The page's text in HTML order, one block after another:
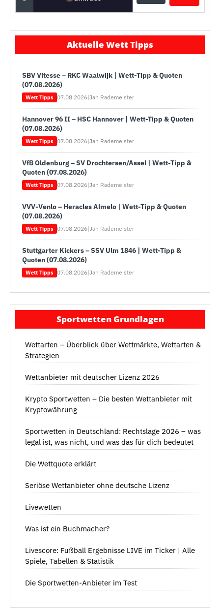
Aktuelle Wett Tipps
SBV Vitesse – RKC Waalwijk | Wett-Tipp & Quoten
(07.08.2026)
Wett Tipps 07.08.2026|Jan Rademeister
Hannover 96 II – HSC Hannover | Wett-Tipp & Quoten
(07.08.2026)
Wett Tipps 07.08.2026|Jan Rademeister
VfB Oldenburg – SV Drochtersen/Assel | Wett-Tipp &
Quoten (07.08.2026)
Wett Tipps 07.08.2026|Jan Rademeister
VVV-Venlo – Heracles Almelo | Wett-Tipp & Quoten
(07.08.2026)
Wett Tipps 07.08.2026|Jan Rademeister
Stuttgarter Kickers – SSV Ulm 1846 | Wett-Tipp &
Quoten (07.08.2026)
Wett Tipps 07.08.2026|Jan Rademeister
Sportwetten Grundlagen
Wettarten – Überblick über Wettmärkte, Wettarten &
Strategien
Wettanbieter mit deutscher Lizenz 2026
Krypto Sportwetten – Die besten Wettanbieter mit
Kryptowährung
Sportwetten in Deutschland: Rechtslage 2026 – was
legal ist, was nicht, und was das für dich bedeutet
Die Wettquote erklärt
Seriöse Wettanbieter ohne deutsche Lizenz
Livewetten
Was ist ein Buchmacher?
Livescore: Fußball Ergebnisse LIVE im Ticker | Alle
Spiele, Tabellen & Statistik
Die Sportwetten-Anbieter im Test